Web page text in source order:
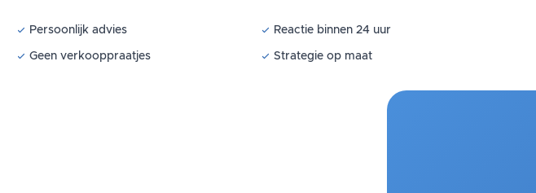
Persoonlijk advies Reactie binnen 24 uur
Geen verkooppraatjes Strategie op maat